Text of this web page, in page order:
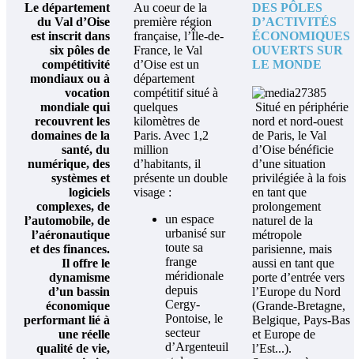
Le département
du Val d’Oise
est inscrit dans
six pôles de
compétitivité
mondiaux ou à
vocation
mondiale qui
recouvrent les
domaines de la
santé, du
numérique, des
systèmes et
logiciels
complexes, de
l’automobile, de
l’aéronautique
et des finances.
Il offre le
dynamisme
d’un bassin
économique
performant lié à
une réelle
qualité de vie,
Au coeur de la
première région
française, l’Île-de-
France, le Val
d’Oise est un
département
compétitif situé à
quelques
kilomètres de
Paris. Avec 1,2
million
d’habitants, il
présente un double
visage :
un espace
urbanisé sur
toute sa
frange
méridionale
depuis
Cergy-
Pontoise, le
secteur
d’Argenteuil
DES PÔLES
D’ACTIVITÉS
ÉCONOMIQUES
OUVERTS SUR
LE MONDE
Situé en périphérie
nord et nord-ouest
de Paris, le Val
d’Oise bénéficie
d’une situation
privilégiée à la fois
en tant que
prolongement
naturel de la
métropole
parisienne, mais
aussi en tant que
porte d’entrée vers
l’Europe du Nord
(Grande-Bretagne,
Belgique, Pays-Bas
et Europe de
l’Est...).